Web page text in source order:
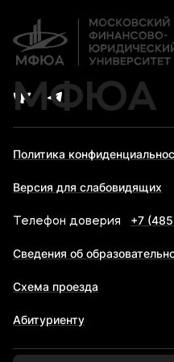
МФЮА
Политика
Версия для слабовидящих
Телефон доверия +7
Сведения об
Схема проезда
Абитуриенту